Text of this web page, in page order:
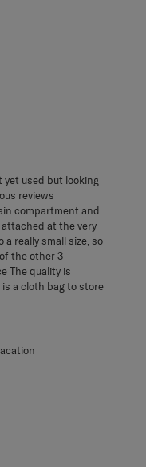
yet used but looking
reviews
compartment and
at the very
really small size, so
the other 3
The quality is
a cloth bag to store